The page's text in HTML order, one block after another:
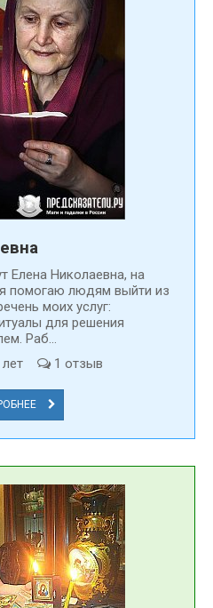
Елена Николаевна, на
помогаю людям выйти из
моих услуг:
для решения
Раб...
лет 1 отзыв